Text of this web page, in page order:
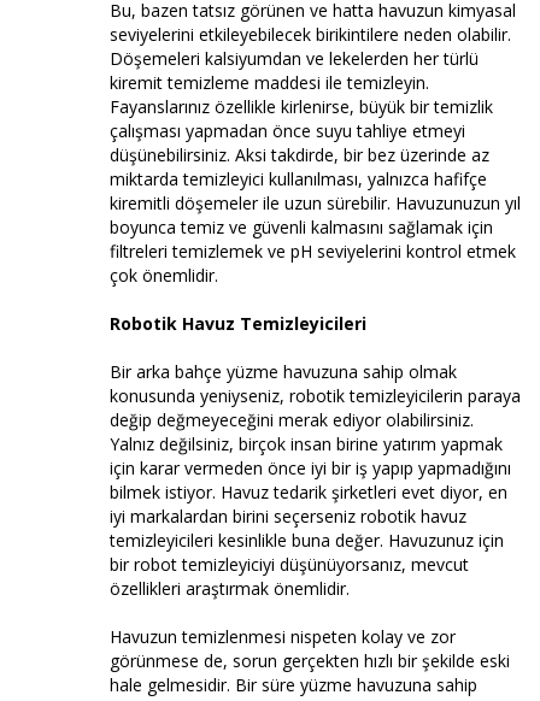
Bu, bazen tatsız görünen ve hatta havuzun kimyasal
seviyelerini etkileyebilecek birikintilere neden olabilir.
Döşemeleri kalsiyumdan ve lekelerden her türlü
kiremit temizleme maddesi ile temizleyin.
Fayanslarınız özellikle kirlenirse, büyük bir temizlik
çalışması yapmadan önce suyu tahliye etmeyi
düşünebilirsiniz. Aksi takdirde, bir bez üzerinde az
miktarda temizleyici kullanılması, yalnızca hafifçe
kiremitli döşemeler ile uzun sürebilir. Havuzunuzun yıl
boyunca temiz ve güvenli kalmasını sağlamak için
filtreleri temizlemek ve pH seviyelerini kontrol etmek
çok önemlidir.
Robotik Havuz Temizleyicileri
Bir arka bahçe yüzme havuzuna sahip olmak
konusunda yeniyseniz, robotik temizleyicilerin paraya
değip değmeyeceğini merak ediyor olabilirsiniz.
Yalnız değilsiniz, birçok insan birine yatırım yapmak
için karar vermeden önce iyi bir iş yapıp yapmadığını
bilmek istiyor. Havuz tedarik şirketleri evet diyor, en
iyi markalardan birini seçerseniz robotik havuz
temizleyicileri kesinlikle buna değer. Havuzunuz için
bir robot temizleyiciyi düşünüyorsanız, mevcut
özellikleri araştırmak önemlidir.
Havuzun temizlenmesi nispeten kolay ve zor
görünmese de, sorun gerçekten hızlı bir şekilde eski
hale gelmesidir. Bir süre yüzme havuzuna sahip